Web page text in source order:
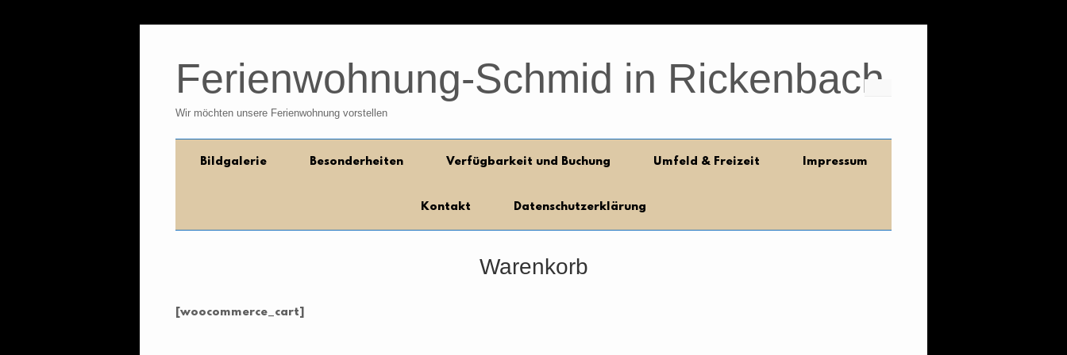
content
Ferienwohnung-Schmid in Rickenbach
Wir möchten unsere Ferienwohnung vorstellen
Bildgalerie Besonderheiten Verfügbarkeit und Buchung Umfeld & Freizeit Impressum
Kontakt Datenschutzerklärung
Warenkorb
[woocommerce_cart]